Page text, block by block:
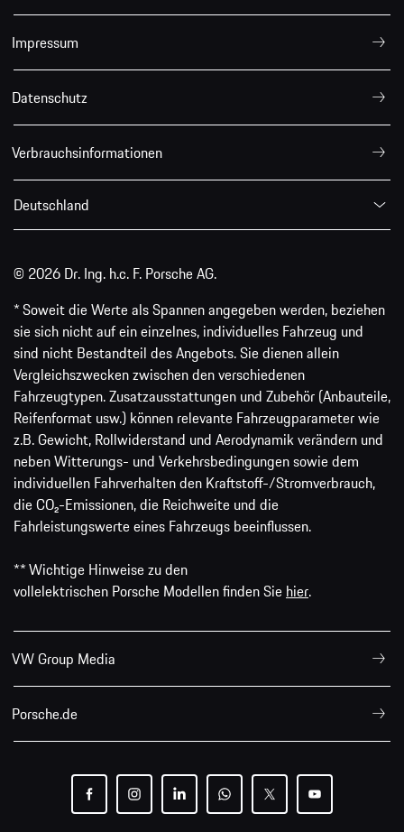
Impressum
Datenschutz
Verbrauchsinformationen
Deutschland
© 2026 Dr. Ing. h.c. F. Porsche AG.
* Soweit die Werte als Spannen angegeben werden, beziehen
sie sich nicht auf ein einzelnes, individuelles Fahrzeug und
sind nicht Bestandteil des Angebots. Sie dienen allein
Vergleichszwecken zwischen den verschiedenen
Fahrzeugtypen. Zusatzausstattungen und Zubehör (Anbauteile,
Reifenformat usw.) können relevante Fahrzeugparameter wie
z.B. Gewicht, Rollwiderstand und Aerodynamik verändern und
neben Witterungs- und Verkehrsbedingungen sowie dem
individuellen Fahrverhalten den Kraftstoff-/Stromverbrauch,
die CO₂-Emissionen, die Reichweite und die
Fahrleistungswerte eines Fahrzeugs beeinflussen.
** Wichtige Hinweise zu den
vollelektrischen Porsche Modellen finden Sie hier.
VW Group Media
Porsche.de